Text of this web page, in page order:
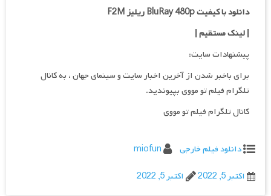
دانلود با کیفیت BluRay 480p ریلیز F2M
| لینک مستقیم|
پیشنهادات سایت:
برای باخبر شدن از آخرین اخبار سایت و سینمای جهان ، به کانال
تلگرام فیلم تو مووی بپیوندید.
کانال تلگرام فیلم تو مووی
دانلود فیلم خارجی
miofun
اکتبر 5, 2022
اکتبر 5, 2022